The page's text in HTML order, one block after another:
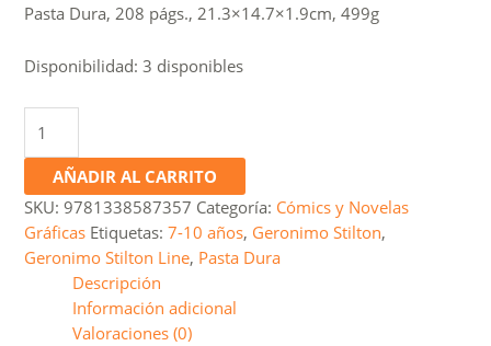
Pasta Dura, 208 págs., 21.3×14.7×1.9cm, 499g
Disponibilidad: 3 disponibles
Stilton:
Graphic
Novel
#2:
Slime
for
Dinner
cantidad
AÑADIR AL CARRITO
SKU:9781338587357 Categoría: Cómics y Novelas
Gráficas Etiquetas:7-10 años, Geronimo Stilton,
Geronimo Stilton Line, Pasta Dura
Descripción
Información adicional
Valoraciones (0)